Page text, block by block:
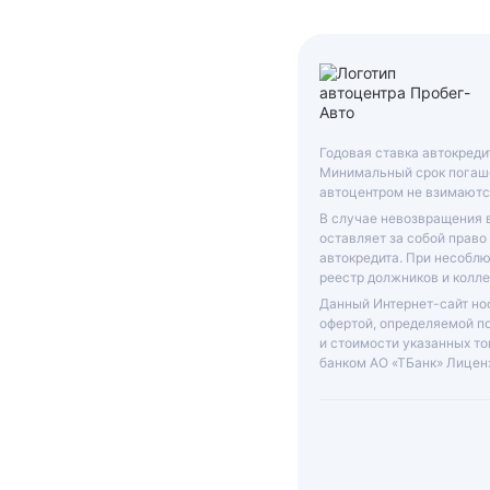
Годовая ставка
Минимальный срок
автоцентром не
В случае невозвращения
оставляет за собой
автокредита. При
реестр должников и
Данный Интернет-сайт
офертой, определяемой
и стоимости указанных
банком АО «ТБанк»